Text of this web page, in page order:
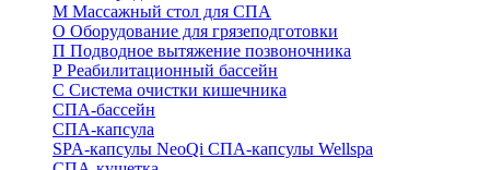
М Массажный стол для СПА
О Оборудование для грязеподготовки
П Подводное вытяжение позвоночника
Р Реабилитационный бассейн
С Система очистки кишечника
СПА-бассейн
СПА-капсула
SPA-капсулы NeoQi СПА-капсулы Wellspa